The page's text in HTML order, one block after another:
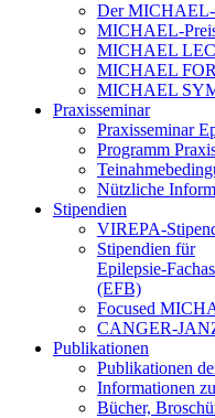
Der
MICHAEL-
MICHAEL
MICHAEL
MICHAEL
Praxisseminar
Praxisseminar
Programm
Nützliche
Stipendien
VIREPA-
Stipendien für
Epilepsie-
(EFB)
Focused
CANGER-
Publikationen
Publikationen
Informationen
Bücher,